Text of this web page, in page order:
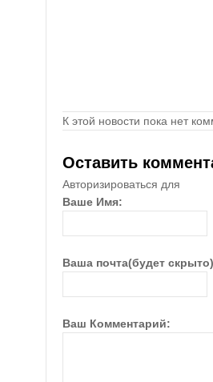
К этой новости пока нет
Оставить
Авторизироваться для
Ваше Имя:
Ваша почта(будет
Ваш Комментарий: